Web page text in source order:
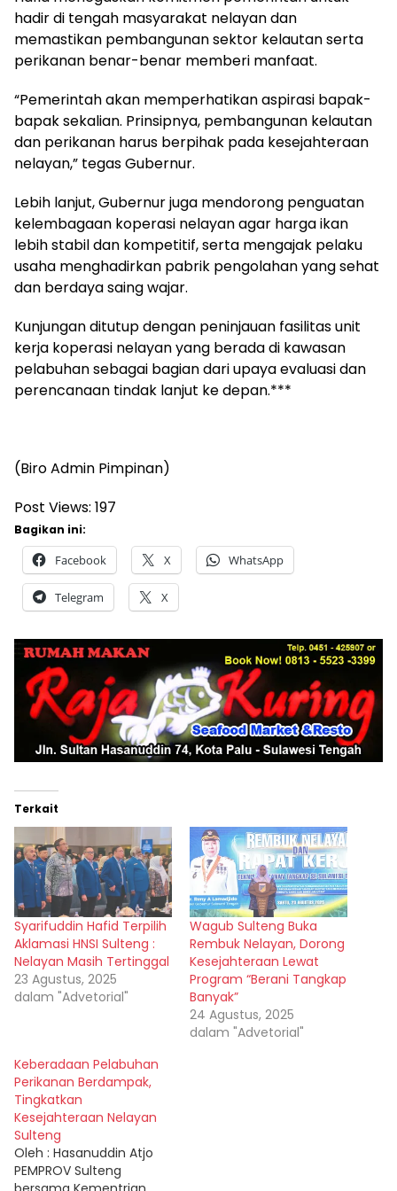
hadir di tengah masyarakat nelayan dan
memastikan pembangunan sektor kelautan serta
perikanan benar-benar memberi manfaat.
“Pemerintah akan memperhatikan aspirasi bapak-
bapak sekalian. Prinsipnya, pembangunan kelautan
dan perikanan harus berpihak pada kesejahteraan
nelayan,” tegas Gubernur.
Lebih lanjut, Gubernur juga mendorong penguatan
kelembagaan koperasi nelayan agar harga ikan
lebih stabil dan kompetitif, serta mengajak pelaku
usaha menghadirkan pabrik pengolahan yang sehat
dan berdaya saing wajar.
Kunjungan ditutup dengan peninjauan fasilitas unit
kerja koperasi nelayan yang berada di kawasan
pelabuhan sebagai bagian dari upaya evaluasi dan
perencanaan tindak lanjut ke depan.***
(Biro Admin Pimpinan)
Post Views: 197
Bagikan ini:
Facebook X WhatsApp
Telegram X
Terkait
Syarifuddin Hafid Terpilih
Aklamasi HNSI Sulteng :
Nelayan Masih Tertinggal
23 Agustus, 2025
dalam "Advetorial"
Wagub Sulteng Buka
Rembuk Nelayan, Dorong
Kesejahteraan Lewat
Program “Berani Tangkap
Banyak”
24 Agustus, 2025
dalam "Advetorial"
Keberadaan Pelabuhan
Perikanan Berdampak,
Tingkatkan
Kesejahteraan Nelayan
Sulteng
Oleh : Hasanuddin Atjo
PEMPROV Sulteng